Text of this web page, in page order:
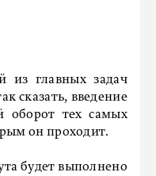
из главных задач
сказать, введение
оборот тех самых
он проходит.
будет выполнено